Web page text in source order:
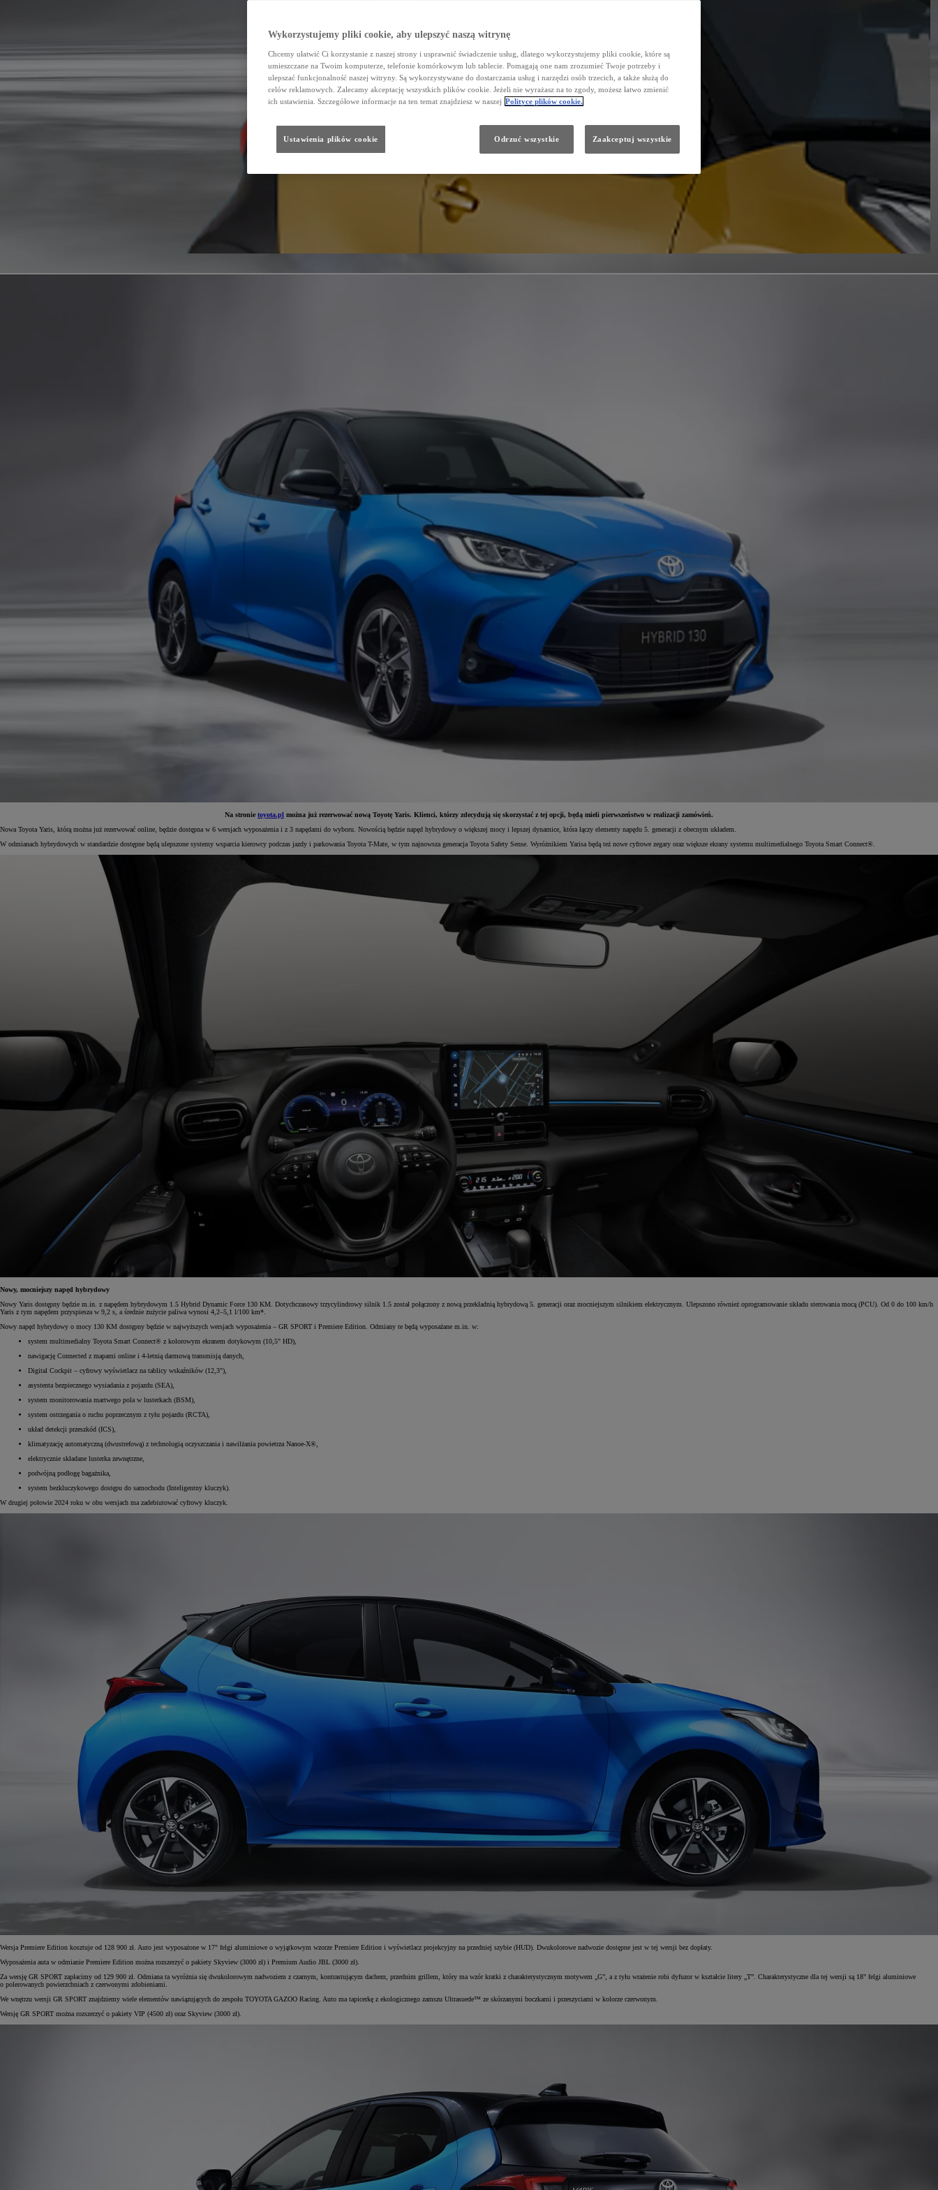
Od 81 900 zł
Od105 300 zł
Corolla Hatchback
HYBRID
Na stronie toyota.pl można już rezerwować nową Toyotę Yaris. Klienci, którzy zdecydują się skorzystać z tej opcji, będą mieli pierwszeństwo w realizacji zamówień.
Nowa Toyota Yaris, którą można już rezerwować online, będzie dostępna w 6 wersjach wyposażenia i z 3 napędami do wyboru. Nowością będzie napęd hybrydowy o większej mocy i lepszej dynamice, która łączy elementy napędu 5. generacji z obecnym układem.
W odmianach hybrydowych w standardzie dostępne będą ulepszone systemy wsparcia kierowcy podczas jazdy i parkowania Toyota T-Mate, w tym najnowsza generacja Toyota Safety Sense. Wyróżnikiem Yarisa będą też nowe cyfrowe zegary oraz większe ekrany systemu multimedialnego Toyota Smart Connect®.
Nowy, mocniejszy napęd hybrydowy
Nowy Yaris dostępny będzie m.in. z napędem hybrydowym 1.5 Hybrid Dynamic Force 130 KM. Dotychczasowy trzycylindrowy silnik 1.5 został połączony z nową przekładnią hybrydową 5. generacji oraz mocniejszym silnikiem elektrycznym. Ulepszono również oprogramowanie układu sterowania mocą (PCU). Od 0 do 100 km/h
Yaris z tym napędem przyspiesza w 9,2 s, a średnie zużycie paliwa wynosi 4,2–5,1 l/100 km*.
Nowy napęd hybrydowy o mocy 130 KM dostępny będzie w najwyższych wersjach wyposażenia – GR SPORT i Premiere Edition. Odmiany te będą wyposażane m.in. w:
system multimedialny Toyota Smart Connect® z kolorowym ekranem dotykowym (10,5" HD),
nawigację Connected z mapami online i 4-letnią darmową transmisją danych,
Digital Cockpit – cyfrowy wyświetlacz na tablicy wskaźników (12,3"),
asystenta bezpiecznego wysiadania z pojazdu (SEA),
system monitorowania martwego pola w lusterkach (BSM),
system ostrzegania o ruchu poprzecznym z tyłu pojazdu (RCTA),
układ detekcji przeszkód (ICS),
klimatyzację automatyczną (dwustrefową) z technologią oczyszczania i nawilżania powietrza Nanoe-X®,
elektrycznie składane lusterka zewnętrzne,
podwójną podłogę bagażnika,
system bezkluczykowego dostępu do samochodu (Inteligentny kluczyk).
W drugiej połowie 2024 roku w obu wersjach ma zadebiutować cyfrowy kluczyk.
Wersja Premiere Edition kosztuje od 128 900 zł. Auto jest wyposażone w 17" felgi aluminiowe o wyjątkowym wzorze Premiere Edition i wyświetlacz projekcyjny na przedniej szybie (HUD). Dwukolorowe nadwozie dostępne jest w tej wersji bez dopłaty.
Wyposażenia auta w odmianie Premiere Edition można rozszerzyć o pakiety Skyview (3000 zł) i Premium Audio JBL (3000 zł).
Za wersję GR SPORT zapłacimy od 129 900 zł. Odmiana ta wyróżnia się dwukolorowym nadwoziem z czarnym, kontrastującym dachem, przednim grillem, który ma wzór kratki z charakterystycznym motywem „G”, a z tyłu wrażenie robi dyfuzor w kształcie litery „T”. Charakterystyczne dla tej wersji są 18" felgi aluminiowe
o polerowanych powierzchniach z czerwonymi zdobieniami.
We wnętrzu wersji GR SPORT znajdziemy wiele elementów nawiązujących do zespołu TOYOTA GAZOO Racing. Auto ma tapicerkę z ekologicznego zamszu Ultrasuede™ ze skórzanymi boczkami i przeszyciami w kolorze czerwonym.
Wersję GR SPORT można rozszerzyć o pakiety VIP (4500 zł) oraz Skyview (3000 zł).
Wykorzystujemy pliki cookie, aby ulepszyć naszą witrynę
Chcemy ułatwić Ci korzystanie z naszej strony i usprawnić świadczenie usług, dlatego wykorzystujemy pliki cookie, które są
umieszczane na Twoim komputerze, telefonie komórkowym lub tablecie. Pomagają one nam zrozumieć Twoje potrzeby i
ulepszać funkcjonalność naszej witryny. Są wykorzystywane do dostarczania usług i narzędzi osób trzecich, a także służą do
celów reklamowych. Zalecamy akceptację wszystkich plików cookie. Jeżeli nie wyrażasz na to zgody, możesz łatwo zmienić
ich ustawienia. Szczegółowe informacje na ten temat znajdziesz w naszej Polityce plików cookie.
Ustawienia plików cookie Odrzuć wszystkie Zaakceptuj wszystkie